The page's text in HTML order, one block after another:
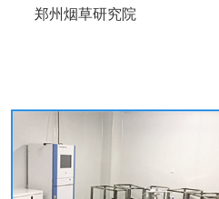
郑州烟草研究院